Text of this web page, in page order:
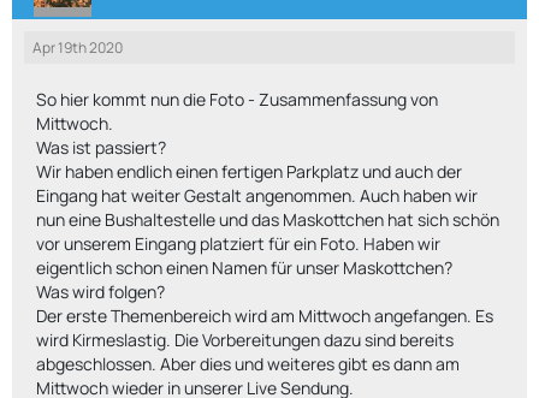
Apr 19th 2020
So hier kommt nun die Foto - Zusammenfassung von
Mittwoch.
Was ist passiert?
Wir haben endlich einen fertigen Parkplatz und auch der
Eingang hat weiter Gestalt angenommen. Auch haben wir
nun eine Bushaltestelle und das Maskottchen hat sich schön
vor unserem Eingang platziert für ein Foto. Haben wir
eigentlich schon einen Namen für unser Maskottchen?
Was wird folgen?
Der erste Themenbereich wird am Mittwoch angefangen. Es
wird Kirmeslastig. Die Vorbereitungen dazu sind bereits
abgeschlossen. Aber dies und weiteres gibt es dann am
Mittwoch wieder in unserer Live Sendung.